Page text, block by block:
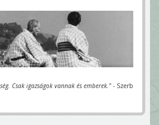
Csak igazságok vannak és emberek." - Szerb